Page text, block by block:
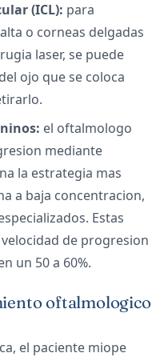
(ICL): para
o corneas delgadas
laser, se puede
ojo que se coloca
el oftalmologo
mediante
la estrategia mas
a baja concentracion,
Estas
de progresion
un 50 a 60%.
oftalmologico
el paciente miope